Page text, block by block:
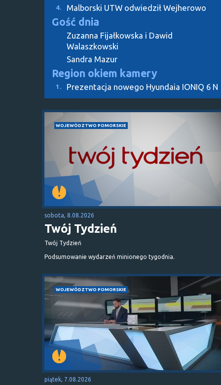
4. Malborski UTW odwiedził Wejherowo
Gość dnia
Zuzanna Fijałkowska i Dawid
Walaszkowski
Sandra Mazur
Region okiem kamery
1. Prezentacja nowego Hyundaia IONIQ 6 N
WOJEWÓDZTWO POMORSKIE
sobota, 8.08.2026
Twój Tydzień
Twój Tydzień
Podsumowanie wydarzeń minionego tygodnia.
WOJEWÓDZTWO POMORSKIE
piątek, 7.08.2026